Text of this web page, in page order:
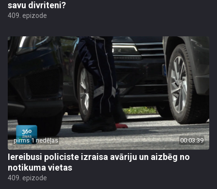
savu divriteni?
409. epizode
pirms 1 nedēļas 00:03:39
Iereibusi policiste izraisa avāriju un aizbēg no
notikuma vietas
409. epizode